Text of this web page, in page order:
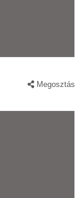
Megosztás